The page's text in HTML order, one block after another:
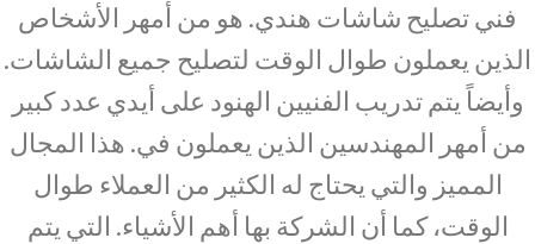
فني تصليح شاشات هندي. هو من أمهر الأشخاص
الذين يعملون طوال الوقت لتصليح جميع الشاشات.
وأيضاً يتم تدريب الفنيين الهنود على أيدي عدد كبير
من أمهر المهندسين الذين يعملون في. هذا المجال
المميز والتي يحتاج له الكثير من العملاء طوال
الوقت، كما أن الشركة بها أهم الأشياء. التي يتم